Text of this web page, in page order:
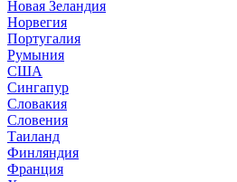
Новая Зеландия
Норвегия
Португалия
Румыния
США
Сингапур
Словакия
Словения
Таиланд
Финляндия
Франция